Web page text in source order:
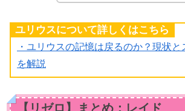
ユリウスについて詳しくはこちら
・ユリウスの記憶は戻るのか？現状
を解説
【リゼロ】まとめ：レイド